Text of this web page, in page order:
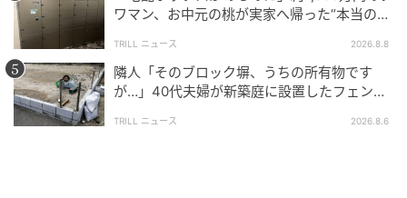
そのため、土地に理想の家が建つかどうかを判断でき
ない場合があります。
こうした後悔を避けるために大切なのが、土地を買う
前に建築会社に相談する
ワマン、お中元の桃が実家へ帰った“本当の理
TRILL ニュース 2026.8.8
隣人「そのブロック塀、うちの所有物です
が…」40代夫婦が新築庭に設置したフェン
TRILL ニュース 2026.8.6